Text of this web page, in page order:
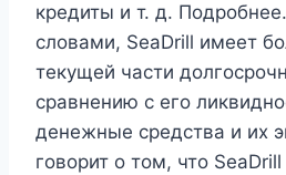
кредиты и т. д.
словами, SeaDrill имеет
текущей части
сравнению с его
денежные средства и их
говорит о том, что